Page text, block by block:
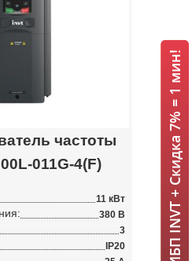
частоты
011G-4(F)
11 кВт
380 В
3
IP20 ИБП INVT + Скидка 7% = 1 мин!